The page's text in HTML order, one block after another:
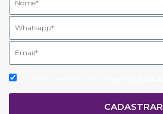
CADASTRAR